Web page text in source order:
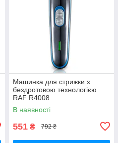
Машинка для стрижки з
бездротовою технологією
RAF R4008
В наявності
551 ₴ 792 ₴